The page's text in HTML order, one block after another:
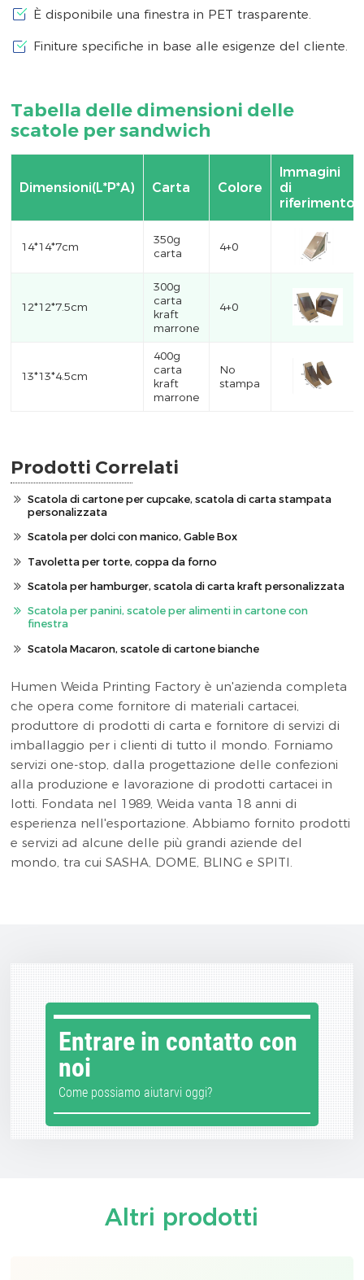
È disponibile una finestra in PET trasparente.
Finiture specifiche in base alle esigenze del cliente.
Tabella delle dimensioni delle
scatole per sandwich
Dimensioni(L*P*A) Carta Colore
Immagini
di
riferimento
14*14*7cm
350g
carta
4+0
12*12*7.5cm
300g
carta
kraft
marrone
4+0
13*13*4.5cm
400g
carta
kraft
marrone
No
stampa
Prodotti Correlati
Scatola di cartone per cupcake, scatola di carta stampata
personalizzata
Scatola per dolci con manico, Gable Box
Tavoletta per torte, coppa da forno
Scatola per hamburger, scatola di carta kraft personalizzata
Scatola per panini, scatole per alimenti in cartone con
finestra
Scatola Macaron, scatole di cartone bianche
Humen Weida Printing Factory è un'azienda completa
che opera come fornitore di materiali cartacei,
produttore di prodotti di carta e fornitore di servizi di
imballaggio per i clienti di tutto il mondo. Forniamo
servizi one-stop, dalla progettazione delle confezioni
alla produzione e lavorazione di prodotti cartacei in
lotti. Fondata nel 1989, Weida vanta 18 anni di
esperienza nell'esportazione. Abbiamo fornito prodotti
e servizi ad alcune delle più grandi aziende del
mondo, tra cui SASHA, DOME, BLING e SPITI.
Entrare in contatto con
noi
Come possiamo aiutarvi oggi?
Altri prodotti